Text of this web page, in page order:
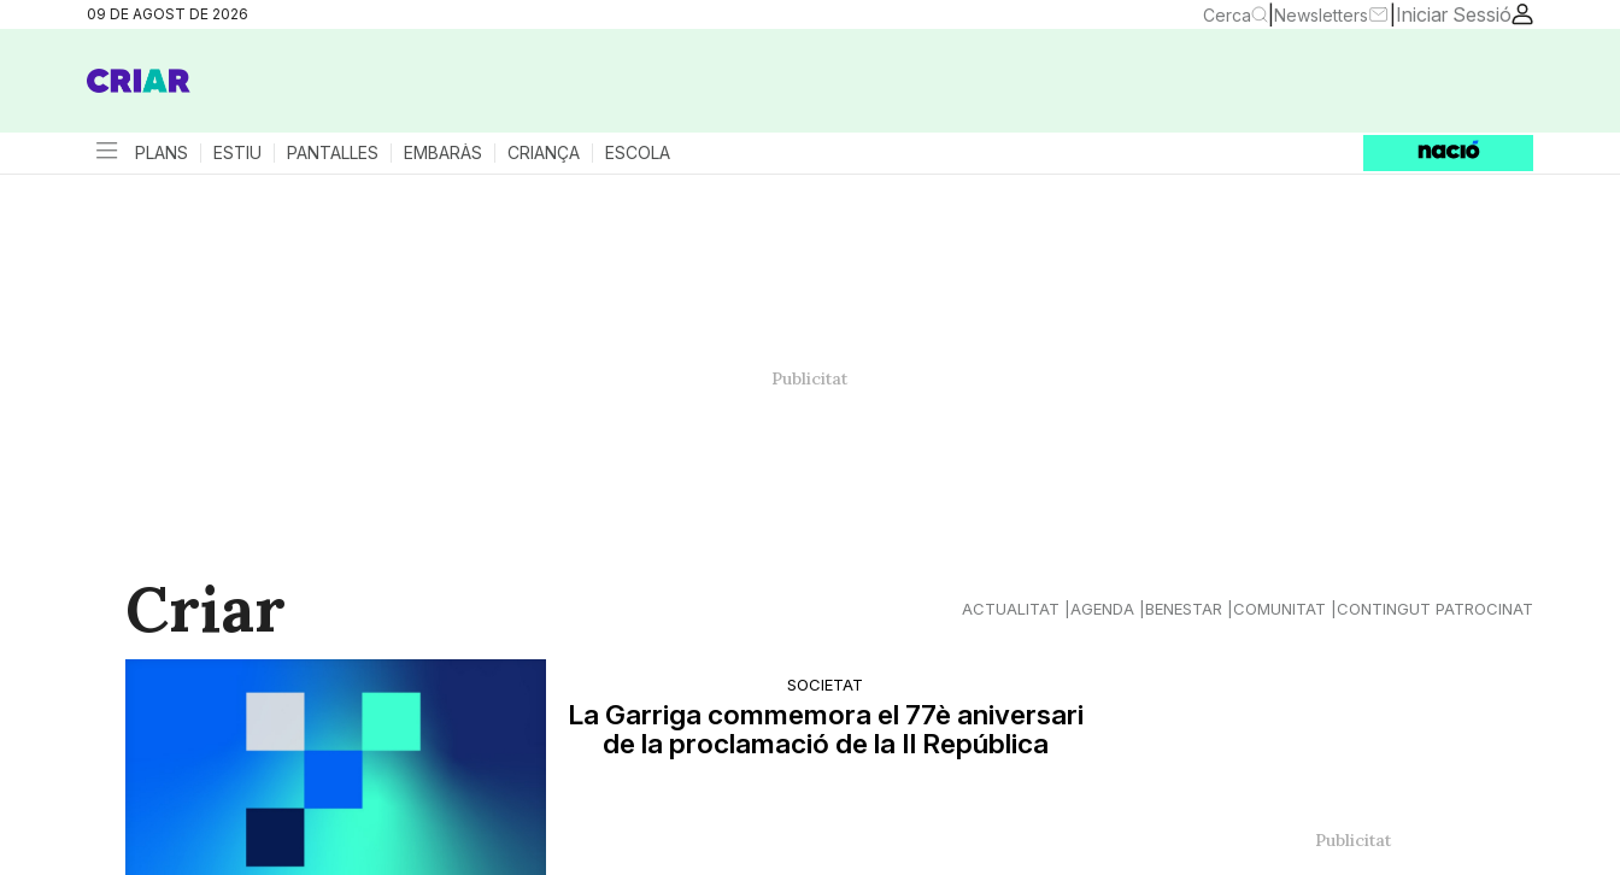
09 DE AGOST DE 2026 Cerca Newsletters Iniciar Sessió
PLANS ESTIU PANTALLES EMBARÀS CRIANÇA ESCOLA
Criar ACTUALITAT AGENDA BENESTAR COMUNITAT CONTINGUT PATROCINAT
SOCIETAT
La Garriga commemora el 77è aniversari
de la proclamació de la II República